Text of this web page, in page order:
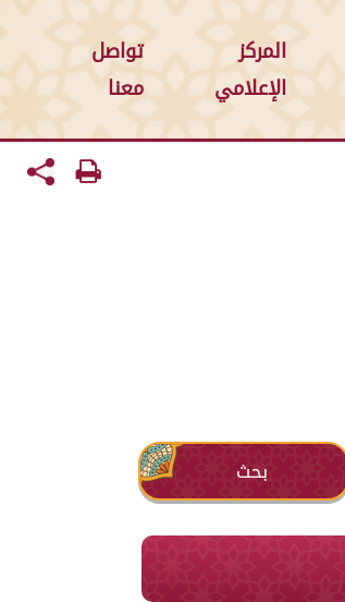
المركز
الإعلامي
تواصل
معنا
بحث